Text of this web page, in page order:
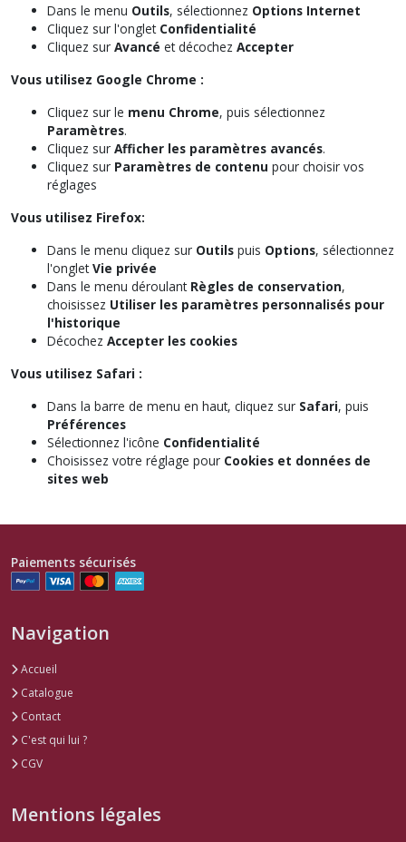
Dans le menu Outils, sélectionnez Options Internet
Cliquez sur l'onglet Confidentialité
Cliquez sur Avancé et décochez Accepter
Vous utilisez Google Chrome :
Cliquez sur le menu Chrome, puis sélectionnez
Paramètres.
Cliquez sur Afficher les paramètres avancés.
Cliquez sur Paramètres de contenu pour choisir vos
réglages
Vous utilisez Firefox:
Dans le menu cliquez sur Outils puis Options, sélectionnez
l'ongletVie privée
Dans le menu déroulant Règles de conservation,
choisissez Utiliser les paramètres personnalisés pour
l'historique
Décochez Accepter les cookies
Vous utilisez Safari :
Dans la barre de menu en haut, cliquez sur Safari, puis
Préférences
Sélectionnez l'icône Confidentialité
Choisissez votre réglage pour Cookies et données de
sites web
Paiements sécurisés
Navigation
Accueil
Catalogue
Contact
C'est qui lui ?
CGV
Mentions légales